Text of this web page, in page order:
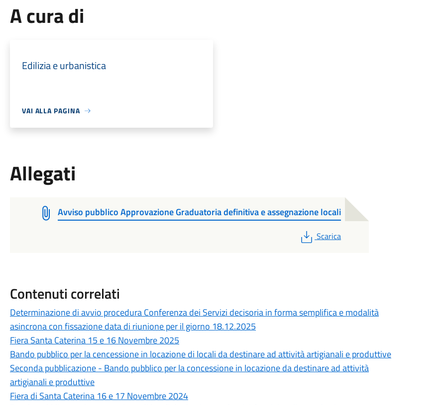
A cura di
Edilizia e urbanistica
VAI ALLA PAGINA
Allegati
Avviso pubblico Approvazione Graduatoria definitiva e assegnazione locali
PDF
Scarica
Contenuti correlati
Determinazione di avvio procedura Conferenza dei Servizi decisoria in forma semplifica e modalità
asincrona con fissazione data di riunione per il giorno 18.12.2025
Fiera Santa Caterina 15 e 16 Novembre 2025
Bando pubblico per la cencessione in locazione di locali da destinare ad attività artigianali e produttive
Seconda pubblicazione - Bando pubblico per la concessione in locazione da destinare ad attività
artigianali e produttive
Fiera di Santa Caterina 16 e 17 Novembre 2024